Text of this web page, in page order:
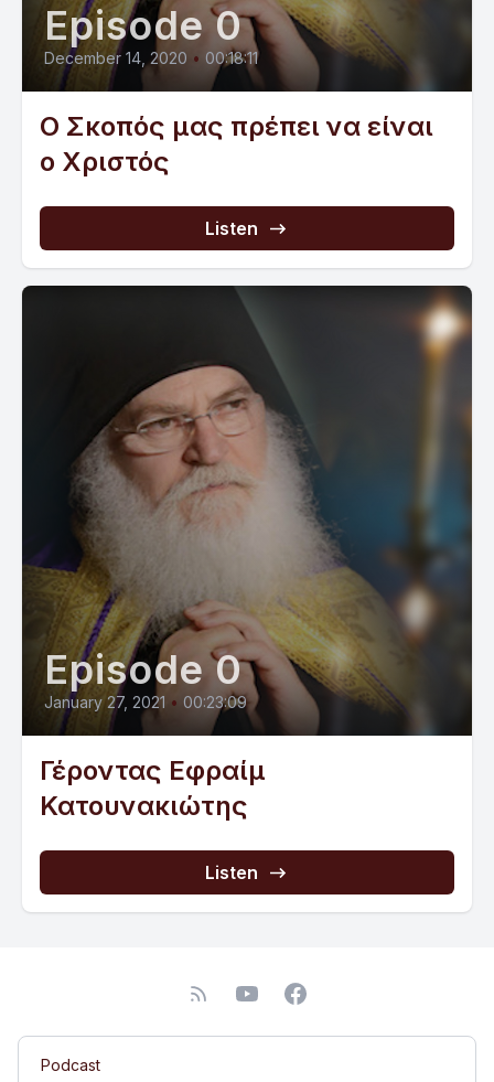
Episode 0
December 14, 2020 • 00:18:11
Ο Σκοπός μας πρέπει να είναι
ο Χριστός
Listen
Episode 0
January 27, 2021 • 00:23:09
Γέροντας Εφραίμ
Κατουνακιώτης
Listen
Podcast